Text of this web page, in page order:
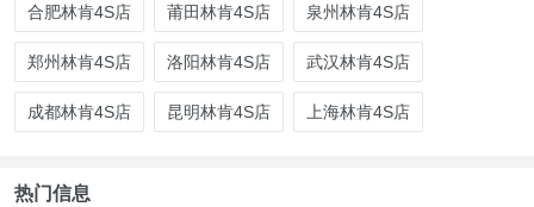
合肥林肯4S店 莆田林肯4S店 泉州林肯4S店
郑州林肯4S店 洛阳林肯4S店 武汉林肯4S店
成都林肯4S店 昆明林肯4S店 上海林肯4S店
热门信息